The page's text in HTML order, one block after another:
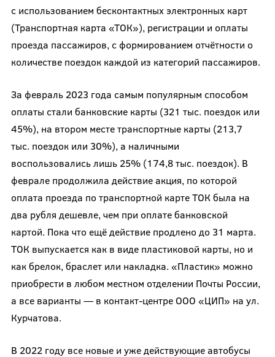
с использованием бесконтактных электронных карт
(Транспортная карта «ТОК»), регистрации и оплаты
проезда пассажиров, с формированием отчётности о
количестве поездок каждой из категорий пассажиров.
За февраль 2023 года самым популярным способом
оплаты стали банковские карты (321 тыс. поездок или
45%), на втором месте транспортные карты (213,7
тыс. поездок или 30%), а наличными
воспользовались лишь 25% (174,8 тыс. поездок). В
феврале продолжила действие акция, по которой
оплата проезда по транспортной карте ТОК была на
два рубля дешевле, чем при оплате банковской
картой. Пока что ещё действие продлено до 31 марта.
ТОК выпускается как в виде пластиковой карты, но и
как брелок, браслет или накладка. «Пластик» можно
приобрести в любом местном отделении Почты России,
а все варианты — в контакт-центре ООО «ЦИП» на ул.
Курчатова.
В 2022 году все новые и уже действующие автобусы